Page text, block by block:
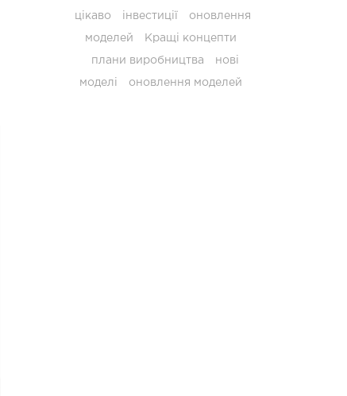
цікаво інвестиції оновлення
моделей Кращі концепти
плани виробництва нові
моделі оновлення моделей